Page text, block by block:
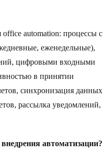
automation: процессы с
еженедельные),
цифровыми входными
в принятии
синхронизация данных
рассылка уведомлений,
автоматизации?